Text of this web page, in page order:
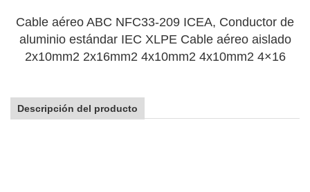
Cable aéreo ABC NFC33-209 ICEA, Conductor de
aluminio estándar IEC XLPE Cable aéreo aislado
2x10mm2 2x16mm2 4x10mm2 4x10mm2 4×16
Descripción del producto